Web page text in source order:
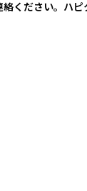
ください。ハ